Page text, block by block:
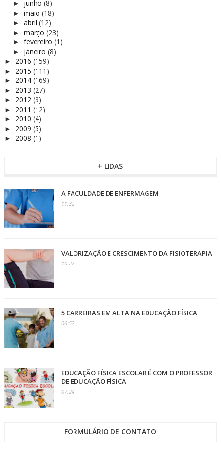
► junho (8)
► maio (18)
► abril (12)
► março (23)
► fevereiro (1)
► janeiro (8)
► 2016 (159)
► 2015 (111)
► 2014 (169)
► 2013 (27)
► 2012 (3)
► 2011 (12)
► 2010 (4)
► 2009 (5)
► 2008 (1)
+ LIDAS
A FACULDADE DE ENFERMAGEM
11:32
VALORIZAÇÃO E CRESCIMENTO DA FISIOTERAPIA
10:28
5 CARREIRAS EM ALTA NA EDUCAÇÃO FÍSICA
06:57
EDUCAÇÃO FÍSICA ESCOLAR É COM O PROFESSOR
DE EDUCAÇÃO FÍSICA
07:24
FORMULÁRIO DE CONTATO